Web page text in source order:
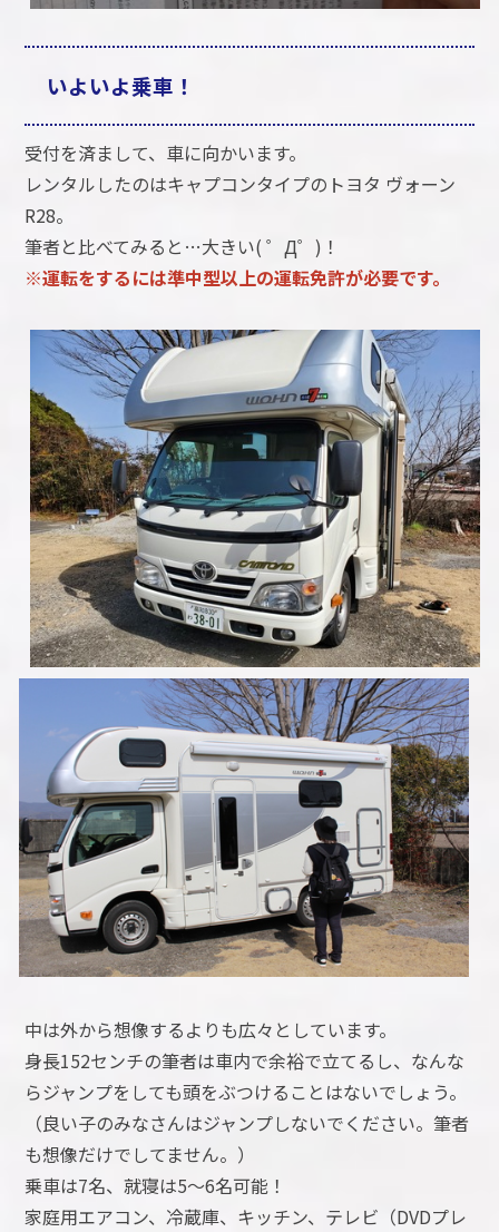
いよいよ乗車！
受付を済まして、車に向かいます。
レンタルしたのはキャプコンタイプのトヨタ ヴォーン
R28。
筆者と比べてみると…大きい( ゜Д゜)！
※運転をするには準中型以上の運転免許が必要です。
中は外から想像するよりも広々としています。
身長152センチの筆者は車内で余裕で立てるし、なんな
らジャンプをしても頭をぶつけることはないでしょう。
（良い子のみなさんはジャンプしないでください。筆者
も想像だけでしてません。）
乗車は7名、就寝は5～6名可能！
家庭用エアコン、冷蔵庫、キッチン、テレビ（DVDプレ